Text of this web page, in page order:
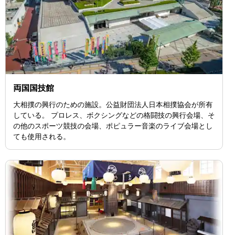
両国国技館
大相撲の興行のための施設。公益財団法人日本相撲協会が所有
している。 プロレス、ボクシングなどの格闘技の興行会場、そ
の他のスポーツ競技の会場、ポピュラー音楽のライブ会場とし
ても使用される。